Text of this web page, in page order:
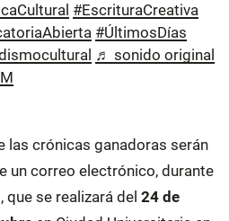
#EscrituraCreativa
#ÚltimosDías
♬ sonido original
las crónicas ganadoras serán
un correo electrónico, durante
que se realizará del 24 de